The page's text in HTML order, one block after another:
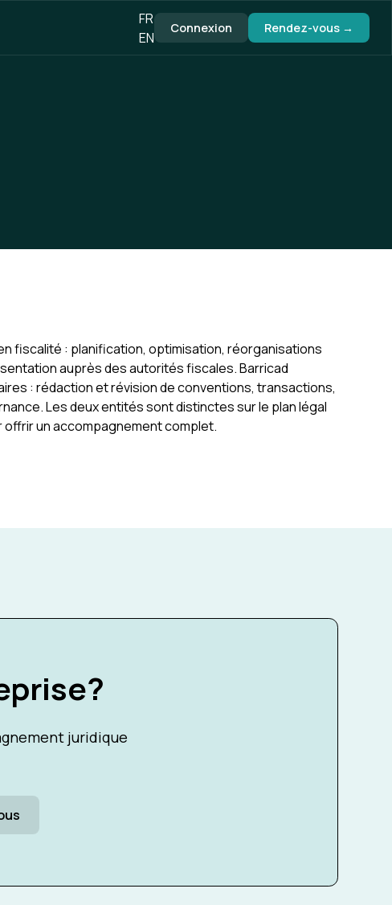
FR
EN
Connexion Rendez-vous →
fiscalité : planification, optimisation, réorganisations
auprès des autorités fiscales. Barricad
: rédaction et révision de conventions, transactions,
Les deux entités sont distinctes sur le plan légal
un accompagnement complet.
juridique